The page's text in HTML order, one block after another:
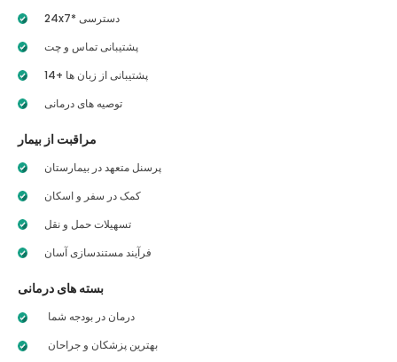
24x7* دسترسی
پشتیبانی تماس و چت
14+ پشتیبانی از زبان ها
توصیه های درمانی
مراقبت از بیمار
پرسنل متعهد در بیمارستان
کمک در سفر و اسکان
تسهیلات حمل و نقل
فرآیند مستندسازی آسان
بسته های درمانی
درمان در بودجه شما
بهترین پزشکان و جراحان